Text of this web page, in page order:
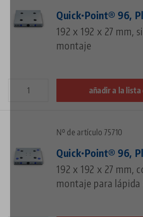
Quick•Point® 96,
192 x 192 x 27 mm,
montaje
añadir a la lista
Nº de artículo 75710
Quick•Point® 96,
192 x 192 x 27 mm,
montaje para lápida